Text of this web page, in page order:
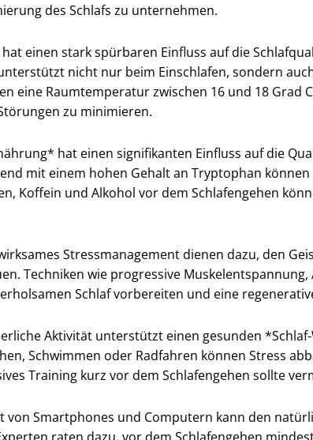
des Schlafs zu unternehmen.
einen stark spürbaren Einfluss auf die
nicht nur beim Einschlafen, sondern
eine Raumtemperatur zwischen 16 und 18 Grad
zu minimieren.
hat einen signifikanten Einfluss auf die
mit einem hohen Gehalt an Tryptophan
Koffein und Alkohol vor dem Schlafengehen
Stressmanagement dienen dazu, den
Techniken wie progressive
Schlaf vorbereiten und eine
Aktivität unterstützt einen gesunden
Schwimmen oder Radfahren können Stress
Training kurz vor dem Schlafengehen sollte
von Smartphones und Computern kann den